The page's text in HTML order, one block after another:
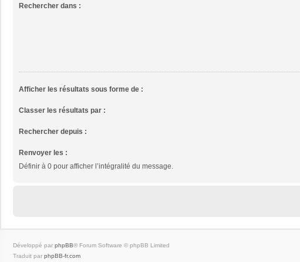
Rechercher dans :
Afficher les résultats sous forme de :
Classer les résultats par :
Rechercher depuis :
Renvoyer les :
Définir à 0 pour afficher l’intégralité du message.
Développé par phpBB® Forum Software © phpBB Limited
Traduit par phpBB-fr.com